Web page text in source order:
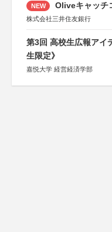
NEW Oliveキャッチ
株式会社三井住友銀行
第3回 高校生広報アイ
生限定》
嘉悦大学 経営経済学部